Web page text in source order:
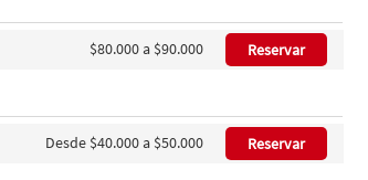
$80.000 a $90.000 Reservar
Desde $40.000 a $50.000 Reservar